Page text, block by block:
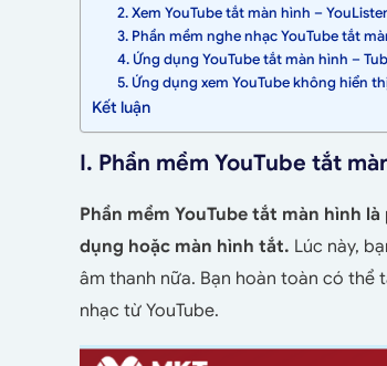
2. Xem YouTube tắt màn hình –
3. Phần mềm nghe nhạc YouTube tắt
4. Ứng dụng YouTube tắt màn hình –
5. Ứng dụng xem YouTube không hiển
Kết luận
I. Phần mềm YouTube tắt
Phần mềm YouTube tắt màn hình
dụng hoặc màn hình tắt. Lúc này,
âm thanh nữa. Bạn hoàn toàn có thể
nhạc từ YouTube.